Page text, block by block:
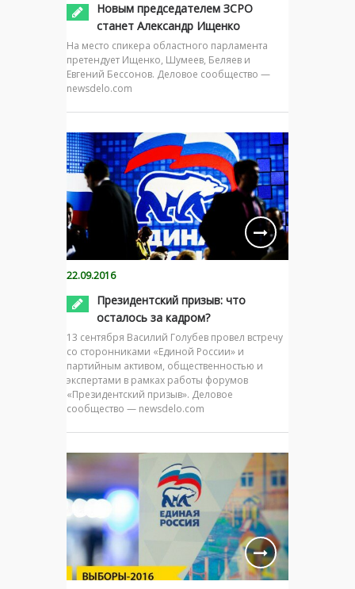
Новым председателем ЗСРО
станет Александр Ищенко
На место спикера областного парламента
претендует Ищенко, Шумеев, Беляев и
Евгений Бессонов. Деловое сообщество —
newsdelo.com
22.09.2016
Президентский призыв: что
осталось за кадром?
13 сентября Василий Голубев провел встречу
со сторонниками «Единой России» и
партийным активом, общественностью и
экспертами в рамках работы форумов
«Президентский призыв». Деловое
сообщество — newsdelo.com